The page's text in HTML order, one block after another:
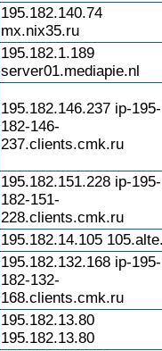
195.182.140.74
mx.nix35.ru
195.182.1.189
server01.mediapie.nl
195.182.146.237 ip-195-
182-146-
237.clients.cmk.ru
195.182.151.228 ip-195-
182-151-
228.clients.cmk.ru
195.182.14.105
195.182.132.168 ip-195-
182-132-
168.clients.cmk.ru
195.182.13.80
195.182.13.80